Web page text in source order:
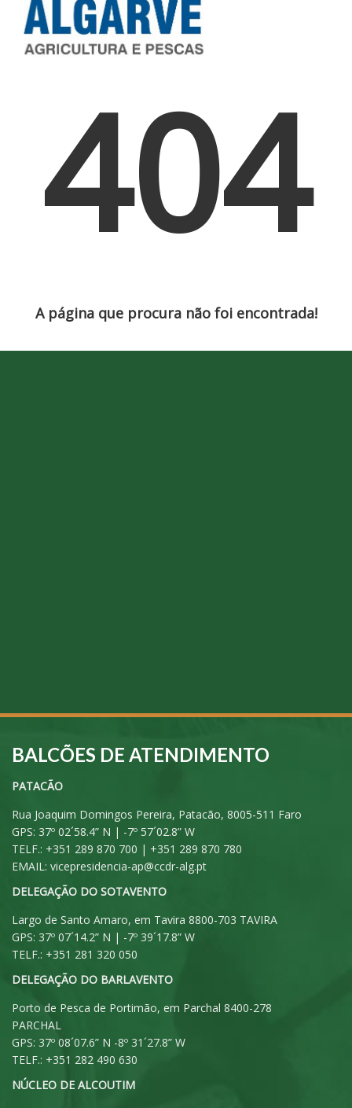
404
A página que procura não foi encontrada!
BALCÕES DE ATENDIMENTO
PATACÃO
Rua Joaquim Domingos Pereira, Patacão, 8005-511 Faro
GPS: 37º 02´58.4” N | -7º 57´02.8” W
TELF.: +351 289 870 700 | +351 289 870 780
EMAIL: vicepresidencia-ap@ccdr-alg.pt
DELEGAÇÃO DO SOTAVENTO
Largo de Santo Amaro, em Tavira 8800-703 TAVIRA
GPS: 37º 07´14.2” N | -7º 39´17.8” W
TELF.: +351 281 320 050
DELEGAÇÃO DO BARLAVENTO
Porto de Pesca de Portimão, em Parchal 8400-278
PARCHAL
GPS: 37º 08´07.6” N -8º 31´27.8” W
TELF.: +351 282 490 630
NÚCLEO DE ALCOUTIM